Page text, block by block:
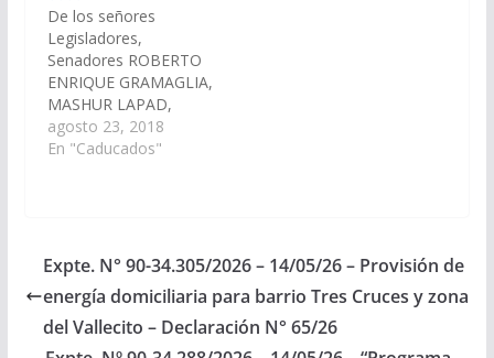
De los señores
Legisladores,
Senadores ROBERTO
ENRIQUE GRAMAGLIA,
MASHUR LAPAD,
DIEGO SEBASTIAN
PEREZ, ERNESTO
SANGUINO, CARLOS
ALBERTO ROSSO,
WALTER HERNAN
CRUZ, DANI RAUL
NOLASCO, CASTULO
agosto 23, 2018
En "Caducados"
Expte. N° 90-34.305/2026 – 14/05/26 – Provisión de
energía domiciliaria para barrio Tres Cruces y zona
del Vallecito – Declaración N° 65/26